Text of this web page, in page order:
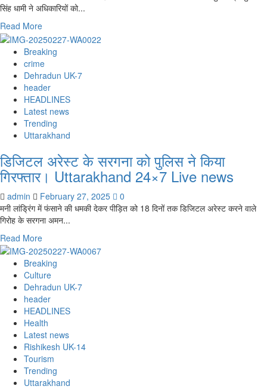
से
धामी।
Uttarakhand
24×7
Live
news
सिंह धामी ने अधिकारियों को...
Read MoreRead
more
about
सीएम
धामी
ने
चमोली
जिले
के
माणा
के
निकट
हिमस्खलन
की
घटना
का
जायजा।
Uttarakhand
24×7
Live
news
Breaking
crime
Dehradun UK-7
header
HEADLINES
Latest news
Trending
Uttarakhand
डिजिटल अरेस्ट के सरगना को पुलिस ने किया
गिरफ्तार। Uttarakhand 24×7 Live news
admin February 27, 2025
0
मनी लांड्रिंग में फंसाने की धमकी देकर पीड़ित को 18 दिनों तक डिजिटल अरेस्ट करने वाले
गिरोह के सरगना अमन...
Read MoreRead
more
about
डिजिटल
अरेस्ट
के
सरगना
को
पुलिस
ने
किया
गिरफ्तार।
Uttarakhand
Breaking
Culture
Dehradun UK-7
header
HEADLINES
Health
Latest news
Rishikesh UK-14
Tourism
Trending
Uttarakhand